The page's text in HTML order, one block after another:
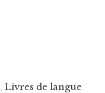
,Livres de langue